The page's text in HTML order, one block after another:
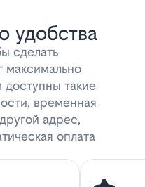
удобства
сделать
максимально
такие
временная
адрес,
оплата